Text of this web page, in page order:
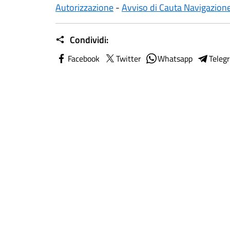
Autorizzazione-Avviso di Cauta
Condividi:
Facebook Twitter Whatsapp